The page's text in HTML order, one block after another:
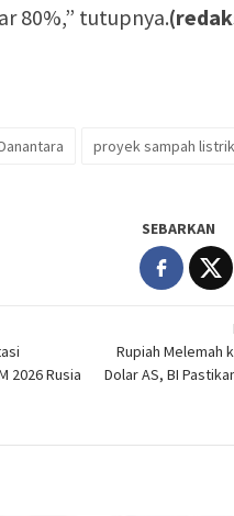
80%,” tutupnya.
proyek sampah listrik
SEBARKAN
2026 Rusia
Rupiah Melemah
Dolar AS, BI